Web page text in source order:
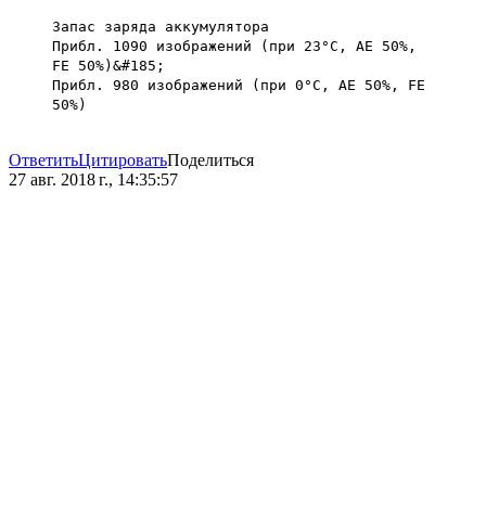
Запас заряда аккумулятора
Прибл. 1090 изображений (при 23°C, AE 50%,
FE 50%)&#185;
Прибл. 980 изображений (при 0°C, AE 50%, FE
50%)
ОтветитьЦитироватьПоделиться
27 авг. 2018 г., 14:35:57